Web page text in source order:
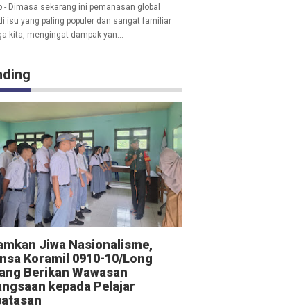
- Dimasa sekarang ini pemanasan global
isu yang paling populer dan sangat familiar
kita, mengingat dampak yan...
Jiwa Nasionalisme,
Koramil 0910-10/Long
Berikan Wawasan
kepada Pelajar